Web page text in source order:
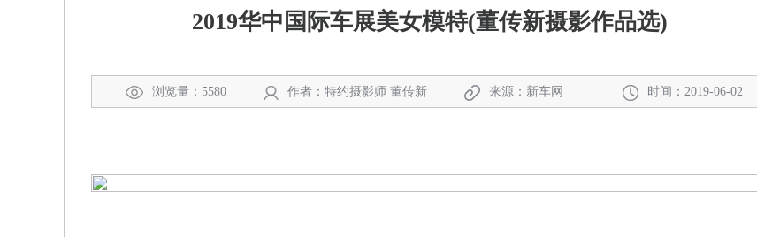
2019华中国际车展美女模特(董传新摄影作品选)
浏览量：5580 作者：特约摄影师 董传新 来源：新车网 时间：2019-06-02